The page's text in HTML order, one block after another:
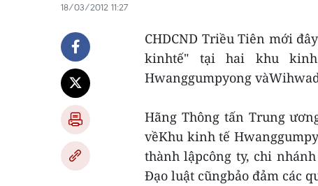
18/03/2012 11:27
CHDCND Triều Tiên mới
kinhtế" tại hai khu
Hwanggumpyong
Hãng Thông tấn Trung
vềKhu kinh tế
thành lậpcông ty, chi
Đạo luật cũngbảo đảm các